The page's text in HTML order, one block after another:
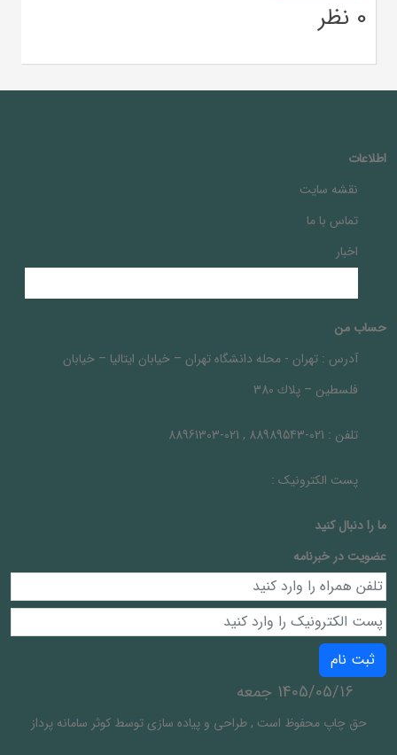
0 نظر
اطلاعات
نقشه سایت
تماس با ما
اخبار
حساب من
آدرس : تهران - محله دانشگاه تهران – خيابان ايتاليا – خيابان
فلسطين – پلاك 380
تلفن : 021-88989543 , 021-88961303
پست الکترونیک :
ما را دنبال کنيد
عضویت در خبرنامه
ثبت نام
1405/05/16 جمعه
حق چاپ محفوظ است ,طراحی و پیاده سازی توسطکوثر سامانه پرداز